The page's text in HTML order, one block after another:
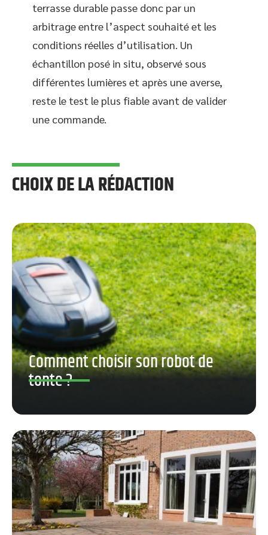
terrasse durable passe donc par un
arbitrage entre l’aspect souhaité et les
conditions réelles d’utilisation. Un
échantillon posé in situ, observé sous
différentes lumières et après une averse,
reste le test le plus fiable avant de valider
une commande.
CHOIX DE LA RÉDACTION
Comment choisir son robot de
tonte ?